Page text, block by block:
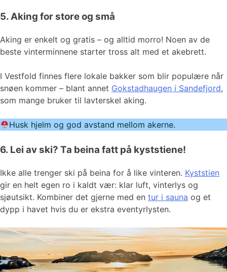
5. Aking for store og små
Aking er enkelt og gratis – og alltid morro! Noen av de
beste vinterminnene starter tross alt med et akebrett.
I Vestfold finnes flere lokale bakker som blir populære når
snøen kommer – blant annet Gokstadhaugen i Sandefjord,
som mange bruker til lavterskel aking.
Husk hjelm og god avstand mellom akerne.
6. Lei av ski? Ta beina fatt på kyststiene!
Ikke alle trenger ski på beina for å like vinteren. Kyststien
gir en helt egen ro i kaldt vær: klar luft, vinterlys og
sjøutsikt. Kombiner det gjerne med en tur i sauna og et
dypp i havet hvis du er ekstra eventyrlysten.